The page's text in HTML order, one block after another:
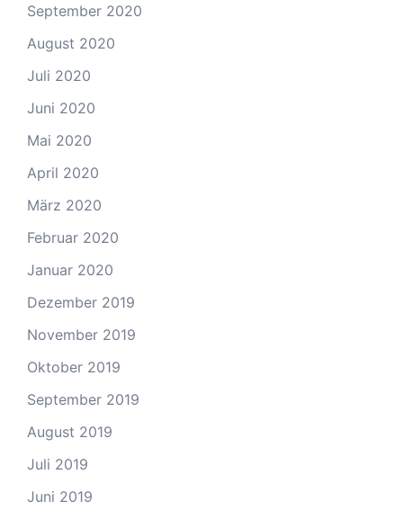
September 2020
August 2020
Juli 2020
Juni 2020
Mai 2020
April 2020
März 2020
Februar 2020
Januar 2020
Dezember 2019
November 2019
Oktober 2019
September 2019
August 2019
Juli 2019
Juni 2019